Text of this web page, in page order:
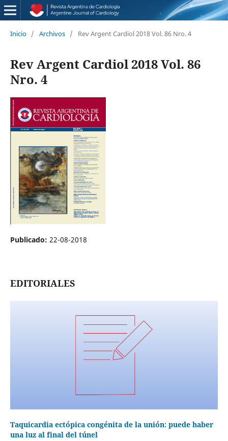
Inicio / Archivos / Rev Argent Cardiol 2018 Vol. 86 Nro. 4
Rev Argent Cardiol 2018 Vol. 86
Nro. 4
Publicado: 22-08-2018
EDITORIALES
Taquicardia ectópica congénita de la unión: puede haber
una luz al final del túnel